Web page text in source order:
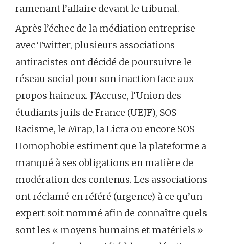
ramenant l’affaire devant le tribunal.
Après l’échec de la médiation entreprise
avec Twitter, plusieurs associations
antiracistes ont décidé de poursuivre le
réseau social pour son inaction face aux
propos haineux. J’Accuse, l’Union des
étudiants juifs de France (UEJF), SOS
Racisme, le Mrap, la Licra ou encore SOS
Homophobie estiment que la plateforme a
manqué à ses obligations en matière de
modération des contenus. Les associations
ont réclamé en référé (urgence) à ce qu’un
expert soit nommé afin de connaître quels
sont les « moyens humains et matériels »